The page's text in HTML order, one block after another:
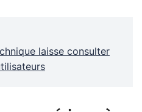
laisse consulter